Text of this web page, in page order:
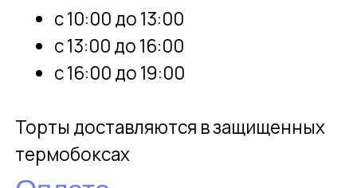
100%
СОСТАВ
без ГМО и искусственных
добавок